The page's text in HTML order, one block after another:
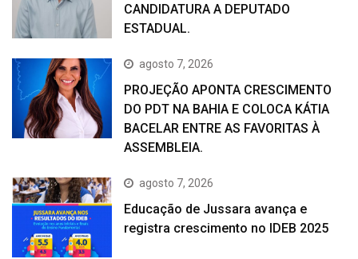
CANDIDATURA A DEPUTADO
ESTADUAL.
agosto 7, 2026
PROJEÇÃO APONTA CRESCIMENTO
DO PDT NA BAHIA E COLOCA KÁTIA
BACELAR ENTRE AS FAVORITAS À
ASSEMBLEIA.
agosto 7, 2026
Educação de Jussara avança e
registra crescimento no IDEB 2025